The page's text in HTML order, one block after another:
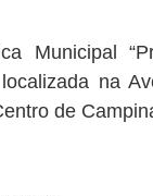
Municipal
na
de